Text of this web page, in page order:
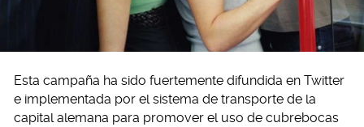
Esta campaña ha sido fuertemente difundida en Twitter
e implementada por el sistema de transporte de la
capital alemana para promover el uso de cubrebocas